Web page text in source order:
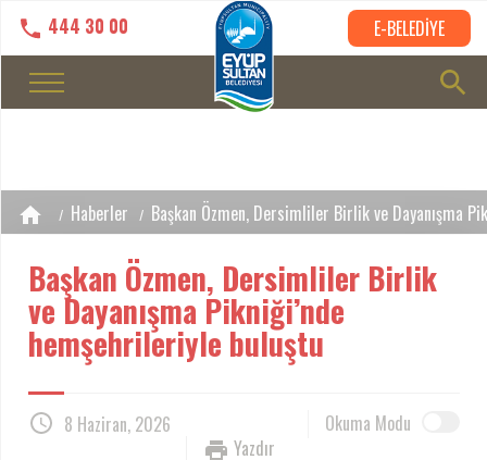
444 30 00 E-BELEDİYE
Haberler Başkan Özmen, Dersimliler Birlik ve Dayanışma
Başkan Özmen, Dersimliler Birlik
ve Dayanışma Pikniği’nde
hemşehrileriyle buluştu
8 Haziran, 2026
Okuma Modu
Yazdır